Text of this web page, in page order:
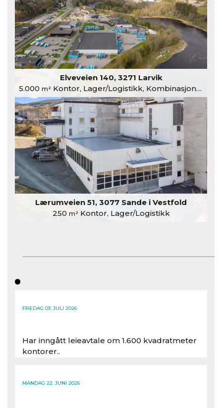
Elveveien 140, 3271 Larvik
5.000 m²Kontor, Lager/Logistikk, Kombinasjonslokaler
Lærumveien 51, 3077 Sande i Vestfold
250 m²Kontor, Lager/Logistikk
FREDAG 03. JULI 2026
Har inngått leieavtale om 1.600 kvadratmeter
kontorer..
MANDAG 22. JUNI 2026